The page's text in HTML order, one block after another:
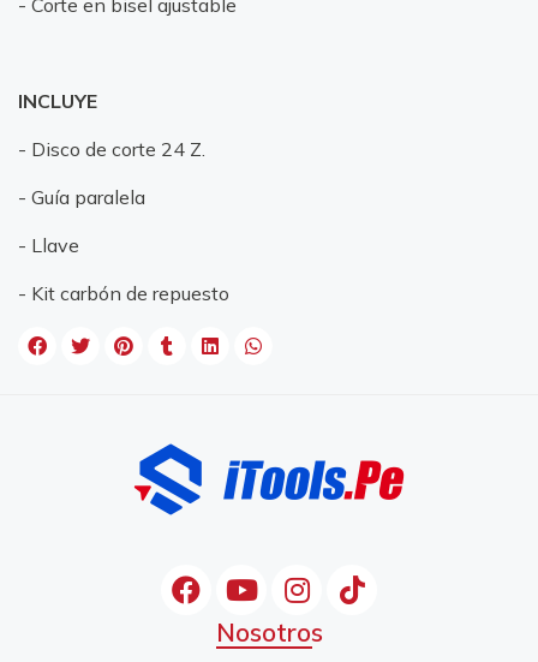
- Corte en bisel ajustable
INCLUYE
- Disco de corte 24 Z.
- Guía paralela
- Llave
- Kit carbón de repuesto
Nosotros